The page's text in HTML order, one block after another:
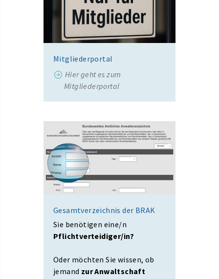
Mitgliederportal
Hier geht es zum
Mitgliederportal
Gesamtverzeichnis der BRAK
Sie benötigen eine/n
Pflichtverteidiger/in?
Oder möchten Sie wissen, ob
jemand zur Anwaltschaft